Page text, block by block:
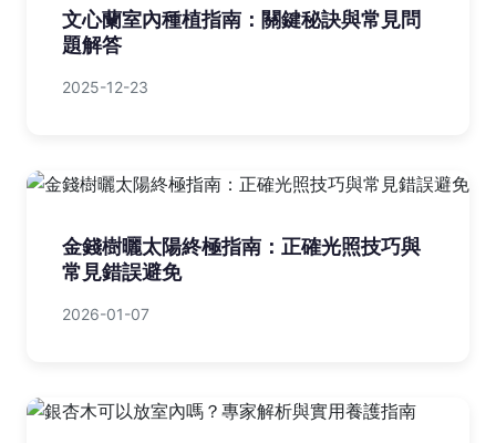
文心蘭室內種植指南：關鍵秘訣與常見問
題解答
2025-12-23
金錢樹曬太陽終極指南：正確光照技巧與
常見錯誤避免
2026-01-07